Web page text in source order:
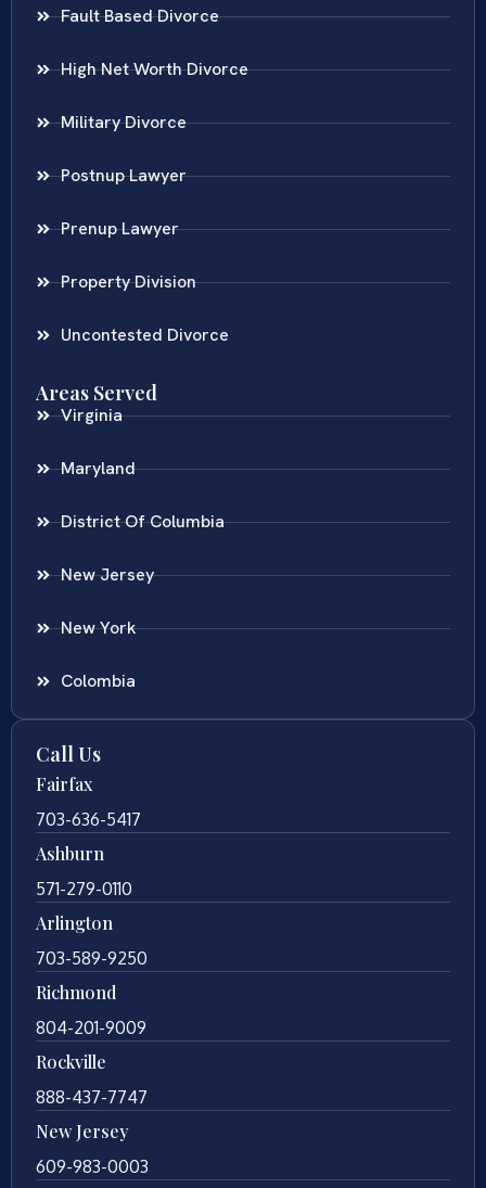
Fault Based Divorce
High Net Worth Divorce
Military Divorce
Postnup Lawyer
Prenup Lawyer
Property Division
Uncontested Divorce
Areas Served
Virginia
Maryland
District Of Columbia
New Jersey
New York
Colombia
Call Us
Fairfax
703-636-5417
Ashburn
571-279-0110
Arlington
703-589-9250
Richmond
804-201-9009
Rockville
888-437-7747
New Jersey
609-983-0003